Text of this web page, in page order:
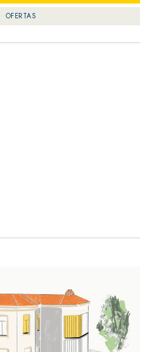
OFERTAS